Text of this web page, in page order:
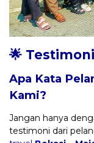
🌟
Apa Kata
Kami?
Jangan hanya
testimoni dari